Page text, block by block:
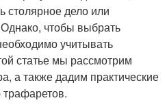
столярное дело или
чтобы выбрать
учитывать
статье мы рассмотрим
а также дадим практические